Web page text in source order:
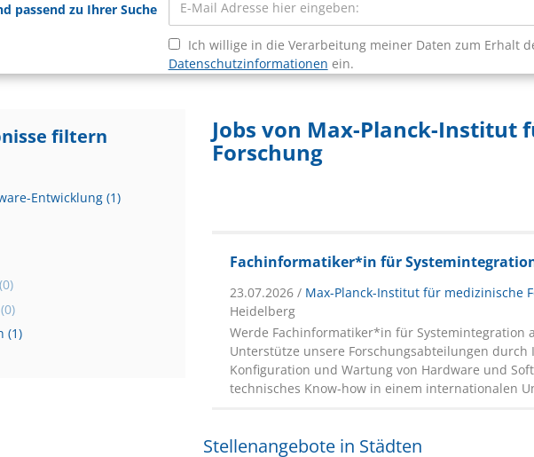
passend zu Ihrer Suche
Ich willige in die Verarbeitung meiner Daten zum Erhalt
Datenschutzinformationen ein.
filtern
Entwicklung (1)
(1)
Jobs von Max-Planck-Institut
Forschung
Fachinformatiker*in für
23.07.2026 / Max-Planck-Institut für medizinische
Heidelberg
Werde Fachinformatiker*in für Systemintegration
Unterstütze unsere Forschungsabteilungen durch
Konfiguration und Wartung von Hardware und
technisches Know-how in einem internationalen
Stellenangebote in Städten